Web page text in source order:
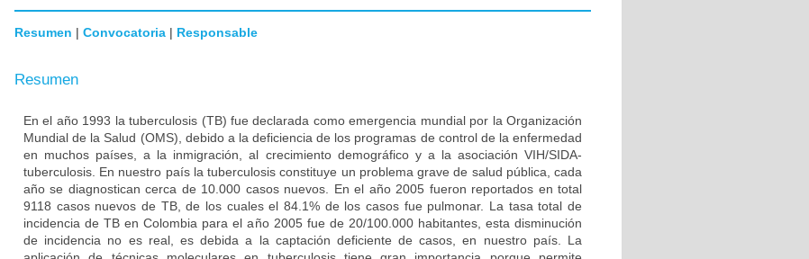
Resumen | Convocatoria | Responsable
Resumen
En el año 1993 la tuberculosis (TB) fue declarada como emergencia mundial por la Organización
Mundial de la Salud (OMS), debido a la deficiencia de los programas de control de la enfermedad
en muchos países, a la inmigración, al crecimiento demográfico y a la asociación VIH/SIDA-
tuberculosis. En nuestro país la tuberculosis constituye un problema grave de salud pública, cada
año se diagnostican cerca de 10.000 casos nuevos. En el año 2005 fueron reportados en total
9118 casos nuevos de TB, de los cuales el 84.1% de los casos fue pulmonar. La tasa total de
incidencia de TB en Colombia para el año 2005 fue de 20/100.000 habitantes, esta disminución
de incidencia no es real, es debida a la captación deficiente de casos, en nuestro país. La